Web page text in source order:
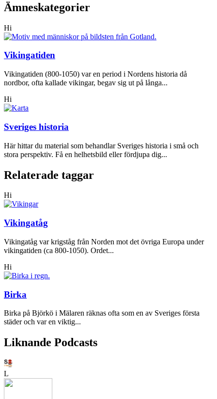
Ämneskategorier
Hi
Vikingatiden
Vikingatiden (800-1050) var en period i Nordens historia då
nordbor, ofta kallade vikingar, begav sig ut på långa...
Hi
Sveriges historia
Här hittar du material som behandlar Sveriges historia i små och
stora perspektiv. Få en helhetsbild eller fördjupa dig...
Relaterade taggar
Hi
Vikingatåg
Vikingatåg var krigståg från Norden mot det övriga Europa under
vikingatiden (ca 800-1050). Ordet...
Hi
Birka
Birka på Björkö i Mälaren räknas ofta som en av Sveriges första
städer och var en viktig...
Liknande Podcasts
L